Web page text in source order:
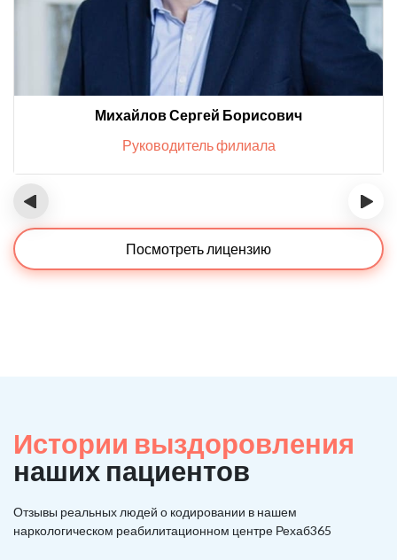
Михайлов Сергей Борисович
Руководитель филиала
‹ ›
Посмотреть лицензию
Истории выздоровления
наших пациентов
Отзывы реальных людей о кодировании в нашем
наркологическом реабилитационном центре Рехаб365